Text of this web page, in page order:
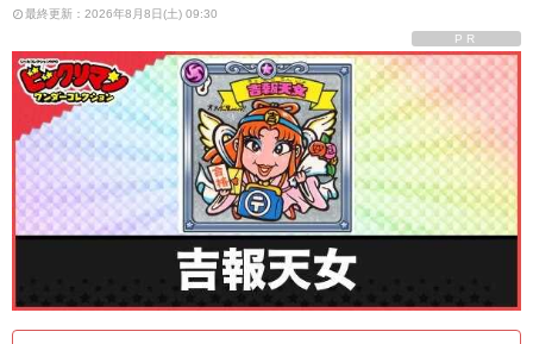
最終更新：2026年8月8日(土) 09:30
PR